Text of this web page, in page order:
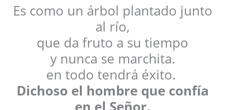
Es como un árbol plantado junto
al río,
que da fruto a su tiempo
y nunca se marchita.
en todo tendrá éxito.
Dichoso el hombre que confía